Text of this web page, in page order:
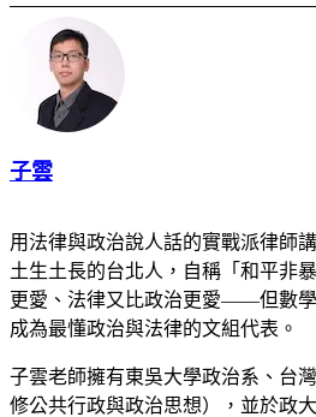
子雲
用法律與政治說人話的實戰派律師
土生土長的台北人，自稱「和平非
更愛、法律又比政治更愛——但數
成為最懂政治與法律的文組代表。
子雲老師擁有東吳大學政治系、台
修公共行政與政治思想），並於政